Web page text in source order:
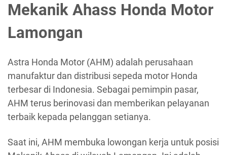
Mekanik Ahass Honda Motor
Lamongan
Astra Honda Motor (AHM) adalah perusahaan
manufaktur dan distribusi sepeda motor Honda
terbesar di Indonesia. Sebagai pemimpin pasar,
AHM terus berinovasi dan memberikan pelayanan
terbaik kepada pelanggan setianya.
Saat ini, AHM membuka lowongan kerja untuk posisi